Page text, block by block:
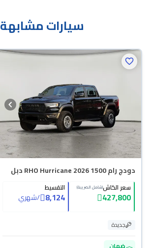
سيارات مشابهة
دودج رام 1500 RHO Hurricane 2026 دبل
سعر الكاش(شامل الضريبة)
427,800
التقسيط
8,124
/شهري
جديدة